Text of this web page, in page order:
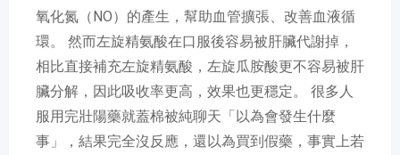
氧化氮（NO）的產生，幫助血管擴張、改善血液循
環。 然而左旋精氨酸在口服後容易被肝臟代謝掉，
相比直接補充左旋精氨酸，左旋瓜胺酸更不容易被肝
臟分解，因此吸收率更高，效果也更穩定。 很多人
服用完壯陽藥就蓋棉被純聊天「以為會發生什麼
事」，結果完全沒反應，還以為買到假藥，事實上若